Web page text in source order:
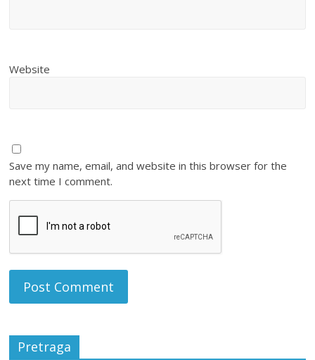
Website
Save my name, email, and website in this browser for the
next time I comment.
Pretraga